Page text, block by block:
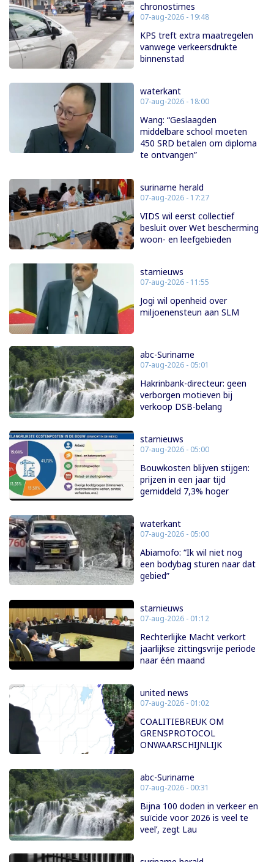
chronostimes
07-aug-2026 - 19:48
KPS treft extra maatregelen
vanwege verkeersdrukte
binnenstad
waterkant
07-aug-2026 - 18:00
Wang: “Geslaagden
middelbare school moeten
450 SRD betalen om diploma
te ontvangen”
suriname herald
07-aug-2026 - 17:27
VIDS wil eerst collectief
besluit over Wet bescherming
woon- en leefgebieden
starnieuws
07-aug-2026 - 11:55
Jogi wil openheid over
miljoenensteun aan SLM
abc-Suriname
07-aug-2026 - 05:01
Hakrinbank-directeur: geen
verborgen motieven bij
verkoop DSB-belang
starnieuws
07-aug-2026 - 05:00
Bouwkosten blijven stijgen:
prijzen in een jaar tijd
gemiddeld 7,3% hoger
waterkant
07-aug-2026 - 05:00
Abiamofo: “Ik wil niet nog
een bodybag sturen naar dat
gebied”
starnieuws
07-aug-2026 - 01:12
Rechterlijke Macht verkort
jaarlijkse zittingsvrije periode
naar één maand
united news
07-aug-2026 - 01:02
COALITIEBREUK OM
GRENSPROTOCOL
ONWAARSCHIJNLIJK
abc-Suriname
07-aug-2026 - 00:31
Bijna 100 doden in verkeer en
suïcide voor 2026 is veel te
veel’, zegt Lau